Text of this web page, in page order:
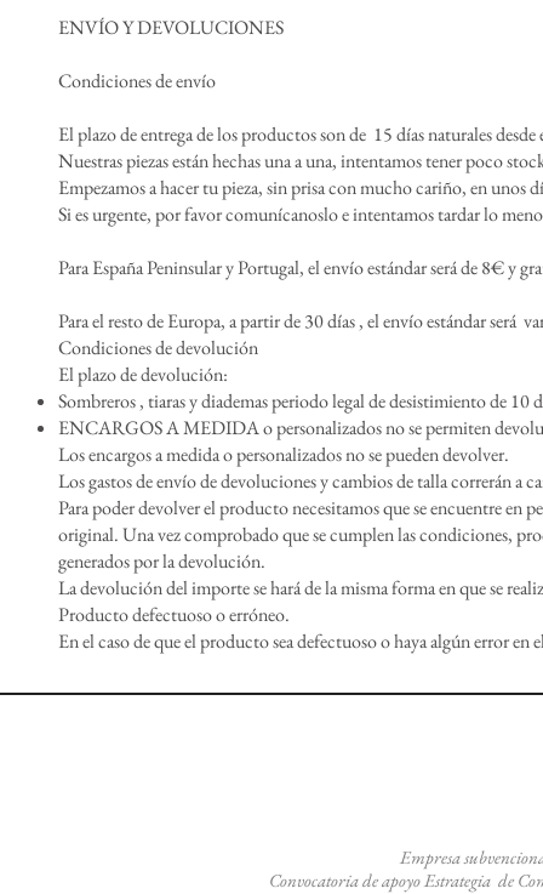
ENVÍO Y DEVOLUCIONES
Condiciones de envío
El plazo de entrega de los productos son de 15 días naturales
Nuestras piezas están hechas una a una, intentamos tener poco
Empezamos a hacer tu pieza, sin prisa con mucho cariño, en unos
Si es urgente, por favor comunícanoslo e intentamos tardar lo
Para España Peninsular y Portugal, el envío estándar será de 8€ y
Para el resto de Europa, a partir de 30 días , el envío estándar
Condiciones de devolución
El plazo de devolución:
Sombreros , tiaras y diademas periodo legal de desistimiento de
ENCARGOS A MEDIDA o personalizados no se permiten
Los encargos a medida o personalizados no se pueden devolver.
Los gastos de envío de devoluciones y cambios de talla correrán a
Para poder devolver el producto necesitamos que se encuentre en
original. Una vez comprobado que se cumplen las condiciones,
generados por la devolución.
La devolución del importe se hará de la misma forma en que se
Producto defectuoso o erróneo.
En el caso de que el producto sea defectuoso o haya algún error
Empresa
Convocatoria de apoyoEstrategia de